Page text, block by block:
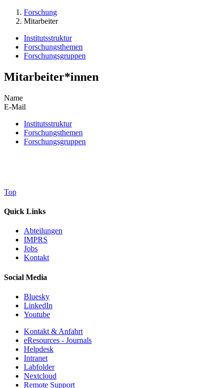
Forschung
Mitarbeiter
Institutsstruktur
Forschungsthemen
Forschungsgruppen
Mitarbeiter*innen
Name
E-Mail
Institutsstruktur
Forschungsthemen
Forschungsgruppen
Top
Quick Links
Abteilungen
IMPRS
Jobs
Kontakt
Social Media
Bluesky
LinkedIn
Youtube
Kontakt & Anfahrt
eResources - Journals
Helpdesk
Intranet
Labfolder
Nextcloud
Remote Support